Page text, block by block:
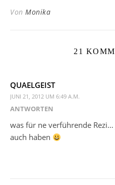
Von Monika
21
QUAELGEIST
JUNI 21, 2012 UM 6:49 A.M.
ANTWORTEN
was für ne verführende
auch haben